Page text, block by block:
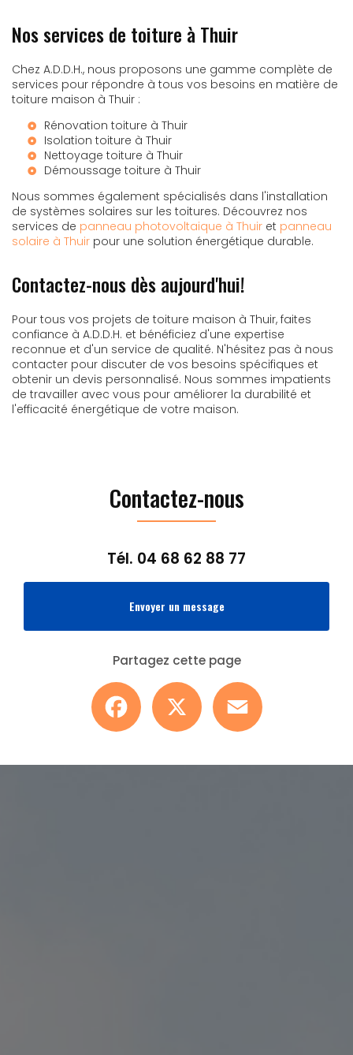
Nos services de toiture à Thuir
Chez A.D.D.H., nous proposons une gamme complète de
services pour répondre à tous vos besoins en matière de
toiture maison à Thuir :
Rénovation toiture à Thuir
Isolation toiture à Thuir
Nettoyage toiture à Thuir
Démoussage toiture à Thuir
Nous sommes également spécialisés dans l'installation
de systèmes solaires sur les toitures. Découvrez nos
services de panneau photovoltaique à Thuir et panneau
solaire à Thuir pour une solution énergétique durable.
Contactez-nous dès aujourd'hui!
Pour tous vos projets de toiture maison à Thuir, faites
confiance à A.D.D.H. et bénéficiez d'une expertise
reconnue et d'un service de qualité. N'hésitez pas à nous
contacter pour discuter de vos besoins spécifiques et
obtenir un devis personnalisé. Nous sommes impatients
de travailler avec vous pour améliorer la durabilité et
l'efficacité énergétique de votre maison.
Contactez-nous
Tél. 04 68 62 88 77
Envoyer un message
Partagez cette page
Facebook